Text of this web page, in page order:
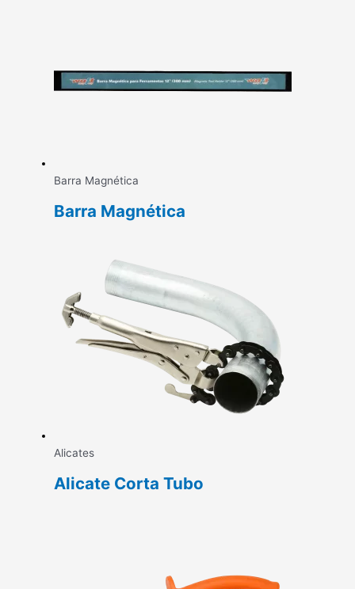
Barra Magnética
Barra Magnética
Alicates
Alicate Corta Tubo